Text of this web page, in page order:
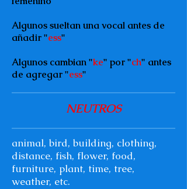
Algunos sueltan una vocal antes de
añadir "ess"
Algunos cambian "ke" por "ch" antes
de agregar "ess"
NEUTROS
animal, bird, building, clothing,
distance, fish, flower, food,
furniture, plant, time, tree,
weather, etc.